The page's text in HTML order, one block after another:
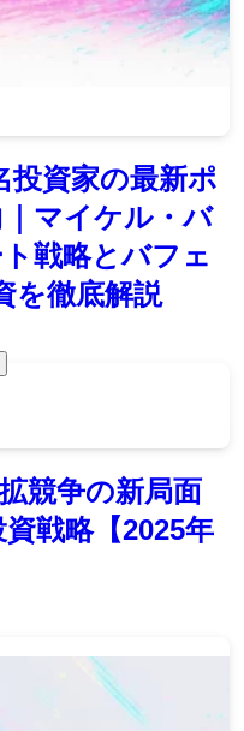
投資家の最新ポ
マイケル・バ
戦略とバフェ
を徹底解説
競争の新局面
戦略【2025年